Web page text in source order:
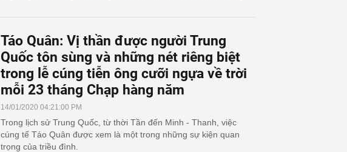
Táo Quân: Vị thần được người Trung
Quốc tôn sùng và những nét riêng biệt
trong lễ cúng tiễn ông cưỡi ngựa về trời
mỗi 23 tháng Chạp hàng năm
14/01/2020 04:21:00 PM
Trong lịch sử Trung Quốc, từ thời Tần đến Minh - Thanh, việc
cúng tế Táo Quân được xem là một trong những sự kiện quan
trọng của triều đình.